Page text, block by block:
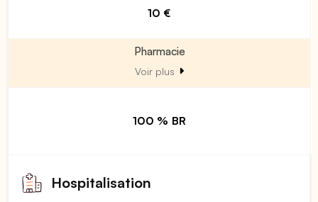
10 €
Pharmacie
Voir plus
100 % BR
Hospitalisation